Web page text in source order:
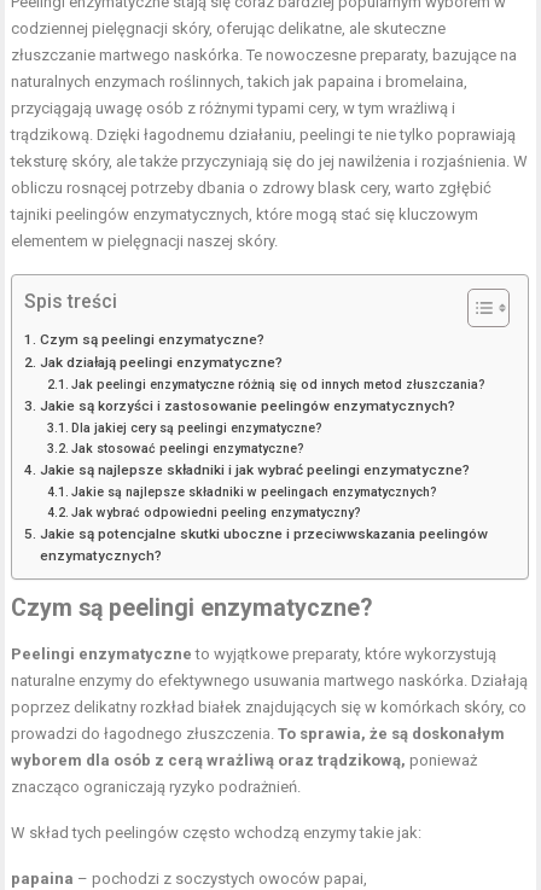
codziennej pielęgnacji skóry, oferując delikatne, ale skuteczne
złuszczanie martwego naskórka. Te nowoczesne preparaty, bazujące na
naturalnych enzymach roślinnych, takich jak papaina i bromelaina,
przyciągają uwagę osób z różnymi typami cery, w tym wrażliwą i
trądzikową. Dzięki łagodnemu działaniu, peelingi te nie tylko poprawiają
teksturę skóry, ale także przyczyniają się do jej nawilżenia i rozjaśnienia. W
obliczu rosnącej potrzeby dbania o zdrowy blask cery, warto zgłębić
tajniki peelingów enzymatycznych, które mogą stać się kluczowym
elementem w pielęgnacji naszej skóry.
Spis treści
Czym są peelingi enzymatyczne?
Jak działają peelingi enzymatyczne?
Jak peelingi enzymatyczne różnią się od innych metod złuszczania?
Jakie są korzyści i zastosowanie peelingów enzymatycznych?
Dla jakiej cery są peelingi enzymatyczne?
Jak stosować peelingi enzymatyczne?
Jakie są najlepsze składniki i jak wybrać peelingi enzymatyczne?
Jakie są najlepsze składniki w peelingach enzymatycznych?
Jak wybrać odpowiedni peeling enzymatyczny?
Jakie są potencjalne skutki uboczne i przeciwwskazania peelingów
enzymatycznych?
Czym są peelingi enzymatyczne?
Peelingi enzymatyczne to wyjątkowe preparaty, które wykorzystują
naturalne enzymy do efektywnego usuwania martwego naskórka. Działają
poprzez delikatny rozkład białek znajdujących się w komórkach skóry, co
prowadzi do łagodnego złuszczenia.To sprawia, że są doskonałym
wyborem dla osób z cerą wrażliwą oraz trądzikową, ponieważ
znacząco ograniczają ryzyko podrażnień.
W skład tych peelingów często wchodzą enzymy takie jak:
papaina – pochodzi z soczystych owoców papai,